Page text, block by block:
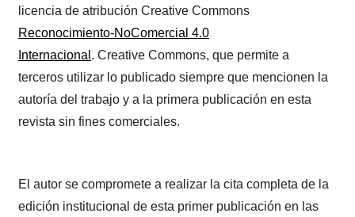
licencia de atribución Creative Commons
Reconocimiento-NoComercial 4.0
Internacional . Creative Commons, que permite a
terceros utilizar lo publicado siempre que mencionen la
autoría del trabajo y a la primera publicación en esta
revista sin fines comerciales.
El autor se compromete a realizar la cita completa de la
edición institucional de esta primer publicación en las